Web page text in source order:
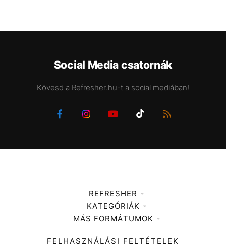
Social Media csatornák
Kövesd a Refresher.hu-t a social mediában!
REFRESHER
Médiaajánlat
KATEGÓRIÁK
Zene
Divat
MÁS FORMÁTUMOK
FELHASZNÁLÁSI FELTÉTELEK